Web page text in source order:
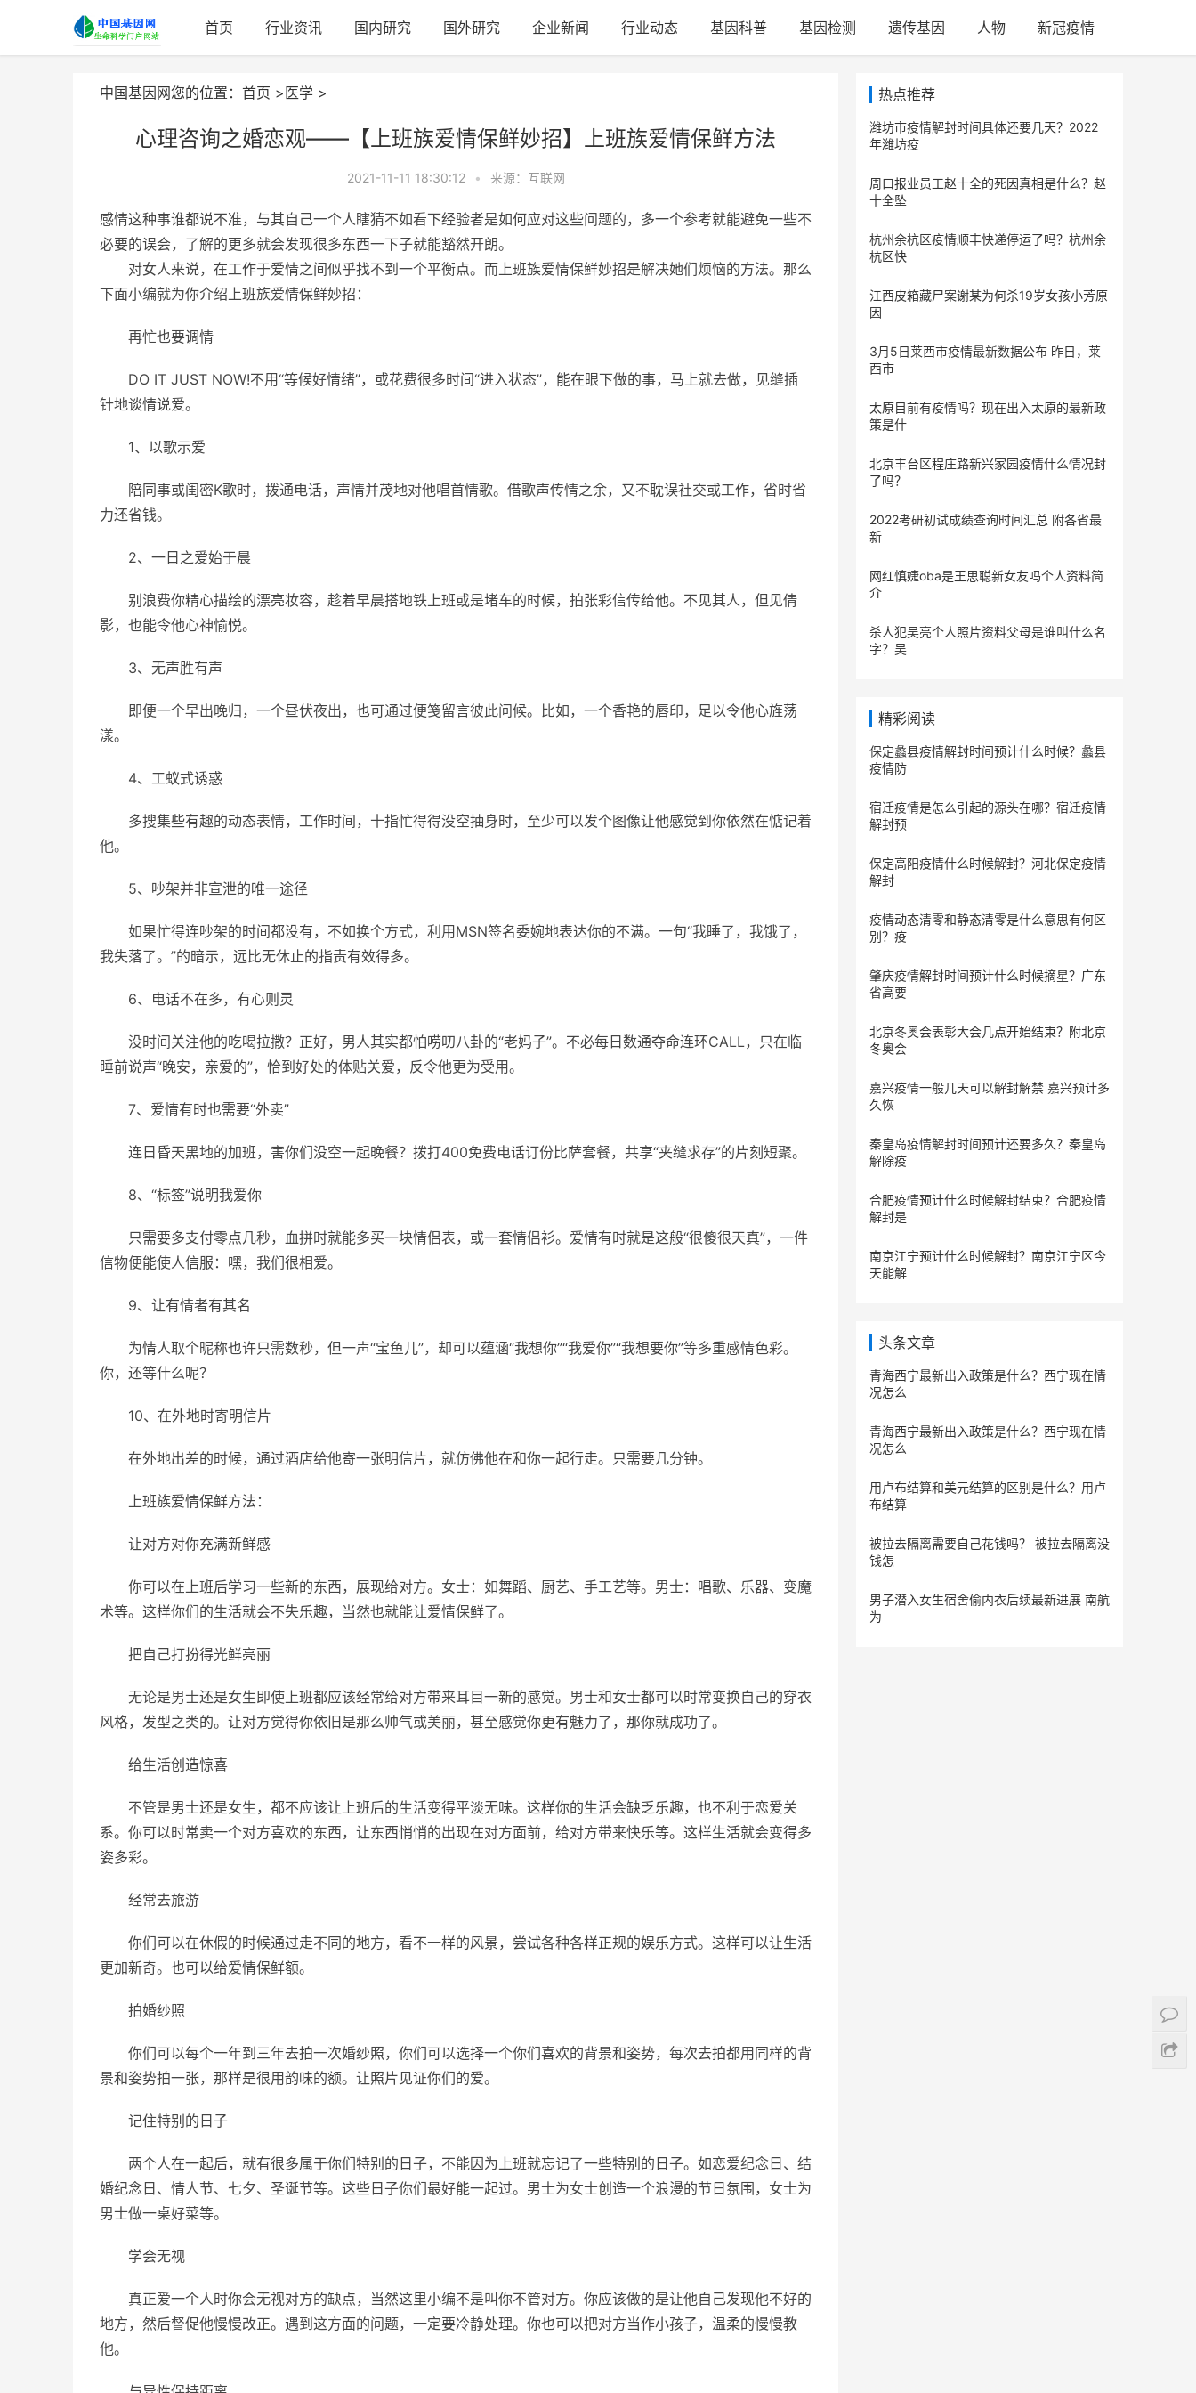
首页 行业资讯 国内研究 国外研究 企业新闻 行业动态 基因科普 基因检测 遗传基因 人物 新冠疫情
中国基因网您的位置： 首页 > 医学 >
心理咨询之婚恋观——【上班族爱情保鲜妙招】上班族爱情保鲜方法
2021-11-11 18:30:12 • 来源：互联网
感情这种事谁都说不准，与其自己一个人瞎猜不如看下经验者是如何应对这些问题的，多一个参考就能避免一些不
必要的误会，了解的更多就会发现很多东西一下子就能豁然开朗。
对女人来说，在工作于爱情之间似乎找不到一个平衡点。而上班族爱情保鲜妙招是解决她们烦恼的方法。那么
下面小编就为你介绍上班族爱情保鲜妙招：
再忙也要调情
DO IT JUST NOW!不用“等候好情绪”，或花费很多时间“进入状态”，能在眼下做的事，马上就去做，见缝插
针地谈情说爱。
1、以歌示爱
陪同事或闺密K歌时，拨通电话，声情并茂地对他唱首情歌。借歌声传情之余，又不耽误社交或工作，省时省
力还省钱。
2、一日之爱始于晨
别浪费你精心描绘的漂亮妆容，趁着早晨搭地铁上班或是堵车的时候，拍张彩信传给他。不见其人，但见倩
影，也能令他心神愉悦。
3、无声胜有声
即便一个早出晚归，一个昼伏夜出，也可通过便笺留言彼此问候。比如，一个香艳的唇印，足以令他心旌荡
漾。
4、工蚁式诱惑
多搜集些有趣的动态表情，工作时间，十指忙得得没空抽身时，至少可以发个图像让他感觉到你依然在惦记着
他。
5、吵架并非宣泄的唯一途径
如果忙得连吵架的时间都没有，不如换个方式，利用MSN签名委婉地表达你的不满。一句“我睡了，我饿了，
我失落了。”的暗示，远比无休止的指责有效得多。
6、电话不在多，有心则灵
没时间关注他的吃喝拉撒？正好，男人其实都怕唠叨八卦的“老妈子”。不必每日数通夺命连环CALL，只在临
睡前说声“晚安，亲爱的”，恰到好处的体贴关爱，反令他更为受用。
7、爱情有时也需要“外卖”
连日昏天黑地的加班，害你们没空一起晚餐？拨打400免费电话订份比萨套餐，共享“夹缝求存”的片刻短聚。
8、“标签”说明我爱你
只需要多支付零点几秒，血拼时就能多买一块情侣表，或一套情侣衫。爱情有时就是这般“很傻很天真”，一件
信物便能使人信服：嘿，我们很相爱。
9、让有情者有其名
为情人取个昵称也许只需数秒，但一声“宝鱼儿”，却可以蕴涵“我想你”“我爱你”“我想要你”等多重感情色彩。
你，还等什么呢？
10、在外地时寄明信片
在外地出差的时候，通过酒店给他寄一张明信片，就仿佛他在和你一起行走。只需要几分钟。
上班族爱情保鲜方法：
让对方对你充满新鲜感
你可以在上班后学习一些新的东西，展现给对方。女士：如舞蹈、厨艺、手工艺等。男士：唱歌、乐器、变魔
术等。这样你们的生活就会不失乐趣，当然也就能让爱情保鲜了。
把自己打扮得光鲜亮丽
无论是男士还是女生即使上班都应该经常给对方带来耳目一新的感觉。男士和女士都可以时常变换自己的穿衣
风格，发型之类的。让对方觉得你依旧是那么帅气或美丽，甚至感觉你更有魅力了，那你就成功了。
给生活创造惊喜
不管是男士还是女生，都不应该让上班后的生活变得平淡无味。这样你的生活会缺乏乐趣，也不利于恋爱关
系。你可以时常卖一个对方喜欢的东西，让东西悄悄的出现在对方面前，给对方带来快乐等。这样生活就会变得多
姿多彩。
经常去旅游
你们可以在休假的时候通过走不同的地方，看不一样的风景，尝试各种各样正规的娱乐方式。这样可以让生活
更加新奇。也可以给爱情保鲜额。
拍婚纱照
你们可以每个一年到三年去拍一次婚纱照，你们可以选择一个你们喜欢的背景和姿势，每次去拍都用同样的背
景和姿势拍一张，那样是很用韵味的额。让照片见证你们的爱。
记住特别的日子
两个人在一起后，就有很多属于你们特别的日子，不能因为上班就忘记了一些特别的日子。如恋爱纪念日、结
婚纪念日、情人节、七夕、圣诞节等。这些日子你们最好能一起过。男士为女士创造一个浪漫的节日氛围，女士为
男士做一桌好菜等。
学会无视
真正爱一个人时你会无视对方的缺点，当然这里小编不是叫你不管对方。你应该做的是让他自己发现他不好的
地方，然后督促他慢慢改正。遇到这方面的问题，一定要冷静处理。你也可以把对方当作小孩子，温柔的慢慢教
他。
热点推荐
潍坊市疫情解封时间具体还要几天？2022
年潍坊疫
周口报业员工赵十全的死因真相是什么？赵
十全坠
杭州余杭区疫情顺丰快递停运了吗？杭州余
杭区快
江西皮箱藏尸案谢某为何杀19岁女孩小芳原
因
3月5日莱西市疫情最新数据公布 昨日，莱
西市
太原目前有疫情吗？现在出入太原的最新政
策是什
北京丰台区程庄路新兴家园疫情什么情况封
了吗？
2022考研初试成绩查询时间汇总 附各省最
新
网红慎婕oba是王思聪新女友吗个人资料简
介
杀人犯吴亮个人照片资料父母是谁叫什么名
字？吴
精彩阅读
保定蠡县疫情解封时间预计什么时候？蠡县
疫情防
宿迁疫情是怎么引起的源头在哪？宿迁疫情
解封预
保定​高阳疫情什么时候解封？河北保定疫情
解封
疫情动态清零和静态清零是什么意思有何区
别？疫
肇庆疫情解封时间预计什么时候摘星？广东
省高要
北京冬奥会表彰大会几点开始结束？附北京
冬奥会
嘉兴疫情一般几天可以解封解禁 嘉兴预计多
久恢
秦皇岛疫情解封时间预计还要多久？秦皇岛
解除疫
合肥疫情预计什么时候解封结束？合肥疫情
解封是
南京江宁预计什么时候解封？南京江宁区今
天能解
头条文章
青海西宁最新出入政策是什么？西宁现在情
况怎么
青海西宁最新出入政策是什么？西宁现在情
况怎么
用卢布结算和美元结算的区别是什么？用卢
布结算
被拉去隔离需要自己花钱吗？ 被拉去隔离没
钱怎
男子潜入女生宿舍偷内衣后续最新进展 南航
为